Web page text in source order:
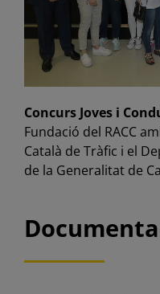
Concurs Joves i
Fundació del RACC
Català de Tràfic i el
de la Generalitat de